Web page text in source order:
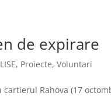
de expirare
, Proiecte,Voluntari
Rahova (17